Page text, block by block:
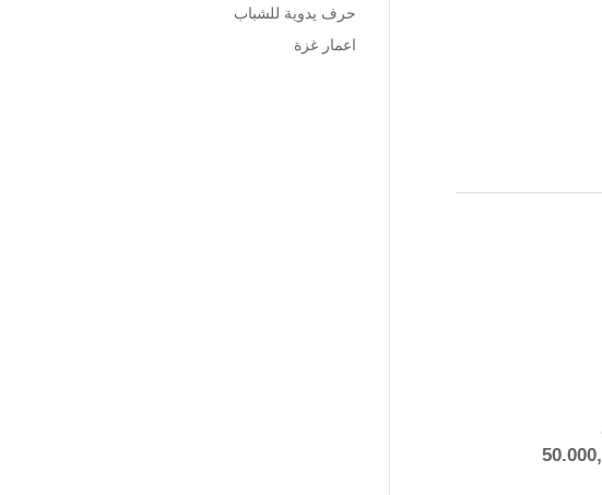
حرف يدوية للشباب
اعمار غزة